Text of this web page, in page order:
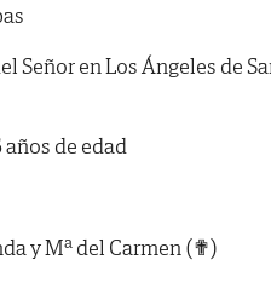
Señor en Los Ángeles de
de edad
y Mª del Carmen (✟)